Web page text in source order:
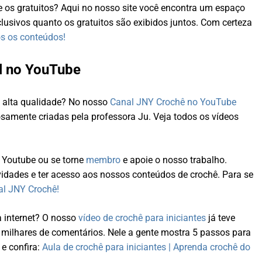
gratuitos? Aqui no nosso site você encontra um espaço
quanto os gratuitos são exibidos juntos. Com certeza
os conteúdos!
no YouTube
qualidade? No nosso Canal JNY Crochê no YouTube
criadas pela professora Ju. Veja todos os vídeos
ou se torne membro e apoie o nosso trabalho.
e ter acesso aos nossos conteúdos de crochê. Para se
JNY Crochê!
internet? O nossovídeo de crochê para iniciantes já teve
de comentários. Nele a gente mostra 5 passos para
e confira:Aula de crochê para iniciantes | Aprenda crochê do